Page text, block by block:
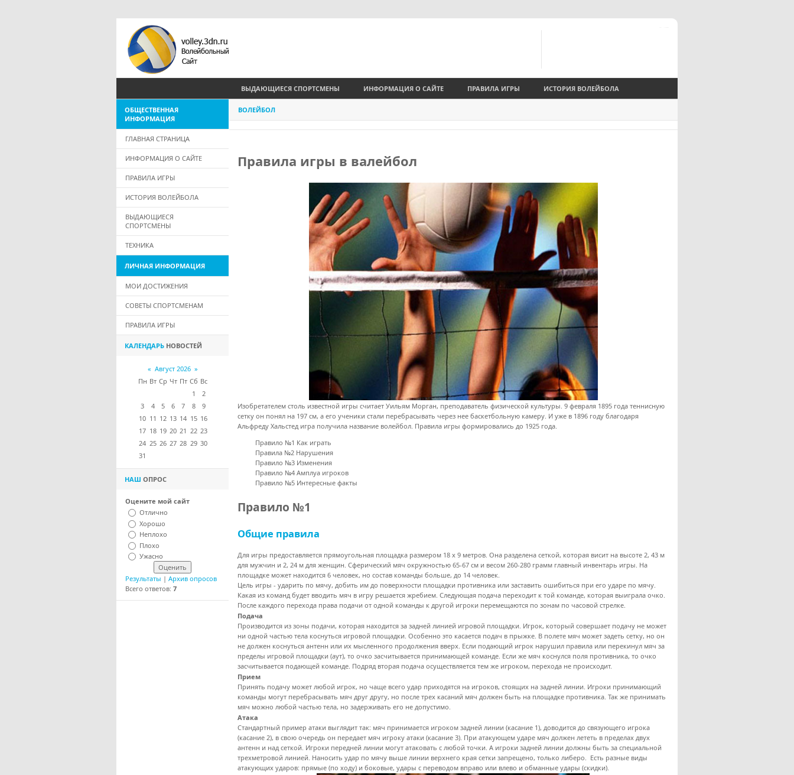
ВЫДАЮЩИЕСЯ СПОРТСМЕНЫ ИНФОРМАЦИЯ О САЙТЕ ПРАВИЛА ИГРЫ ИСТОРИЯ ВОЛЕЙБОЛА
ВОЛЕЙБОЛ
Правила игры в валейбол
Изобретателем столь известной игры считает Уильям Морган, преподаватель физической культуры. 9 февраля 1895 года теннисную
сетку он понял на 197 см, а его ученики стали перебрасывать через нее баскетбольную камеру. И уже в 1896 году благодаря
Альфреду Хальстед игра получила название волейбол. Правила игры формировались до 1925 года.
Правило №1 Как играть
Правила №2 Нарушения
Правило №3 Изменения
Правило №4 Амплуа игроков
Правило №5 Интересные факты
Правило №1
Общие правила
Для игры предоставляется прямоугольная площадка размером 18 x 9 метров. Она разделена сеткой, которая висит на высоте 2, 43 м
для мужчин и 2, 24 м для женщин. Сферический мяч окружностью 65-67 см и весом 260-280 грамм главный инвентарь игры. На
площадке может находится 6 человек, но состав команды больше, до 14 человек.
Цель игры - ударить по мячу, добить им до поверхности площадки противника или заставить ошибиться при его ударе по мячу.
Какая из команд будет вводить мяч в игру решается жребием. Следующая подача переходит к той команде, которая выиграла очко.
После каждого перехода права подачи от одной команды к другой игроки перемещаются по зонам по часовой стрелке.
Подача
Производится из зоны подачи, которая находится за задней линией игровой площадки. Игрок, который совершает подачу не может
ни одной частью тела коснуться игровой площадки. Особенно это касается подач в прыжке. В полете мяч может задеть сетку, но он
не должен коснуться антенн или их мысленного продолжения вверх. Если подающий игрок нарушил правила или перекинул мяч за
пределы игровой площадки (аут), то очко засчитывается принимающей команде. Если же мяч коснулся поля противника, то очко
засчитывается подающей команде. Подряд вторая подача осуществляется тем же игроком, перехода не происходит.
Прием
Принять подачу может любой игрок, но чаще всего удар приходятся на игроков, стоящих на задней линии. Игроки принимающий
команды могут перебрасывать мяч друг другу, но после трех касаний мяч должен быть на площадке противника. Так же принимать
мяч можно любой частью тела, но задерживать его не допустимо.
Атака
Стандартный пример атаки выглядит так: мяч принимается игроком задней линии (касание 1), доводится до связующего игрока
(касание 2), в свою очередь он передает мяч игроку атаки (касание 3). При атакующем ударе мяч должен лететь в пределах двух
антенн и над сеткой. Игроки передней линии могут атаковать с любой точки. А игроки задней линии должны быть за специальной
трехметровой линией. Наносить удар по мячу выше линии верхнего края сетки запрещено, только либеро. Есть разные виды
атакующих ударов: прямые (по ходу) и боковые, удары с переводом вправо или влево и обманные удары (скидки).
ОБЩЕСТВЕННАЯ
ИНФОРМАЦИЯ
ГЛАВНАЯ СТРАНИЦА
ИНФОРМАЦИЯ О САЙТЕ
ПРАВИЛА ИГРЫ
ИСТОРИЯ ВОЛЕЙБОЛА
ВЫДАЮЩИЕСЯ
СПОРТСМЕНЫ
ТЕХНИКА
ЛИЧНАЯ ИНФОРМАЦИЯ
МОИ ДОСТИЖЕНИЯ
СОВЕТЫ СПОРТСМЕНАМ
ПРАВИЛА ИГРЫ
КАЛЕНДАРЬ НОВОСТЕЙ
« Август 2026 »
Пн Вт Ср Чт Пт Сб Вс
1
2
3
4 5 6 7 8
9
10 11 12 13 14 15 16
17 18 19 20 21 22 23
24 25 26 27 28 29 30
31
НАШ ОПРОС
Оцените мой сайт
Отлично
Хорошо
Неплохо
Плохо
Ужасно
Результаты | Архив опросов
Всего ответов: 7